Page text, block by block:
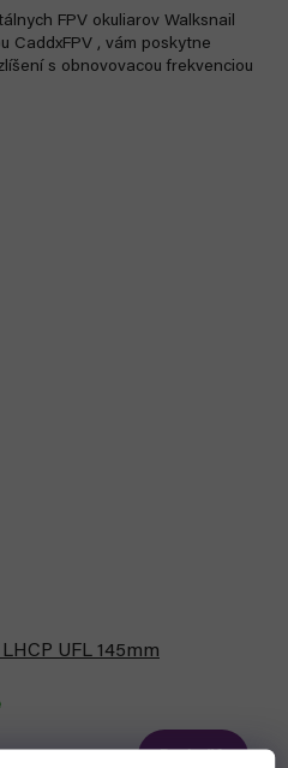
FPV okuliarov Walksnail
CaddxFPV , vám poskytne
s obnovovacou frekvenciou
UFL 145mm